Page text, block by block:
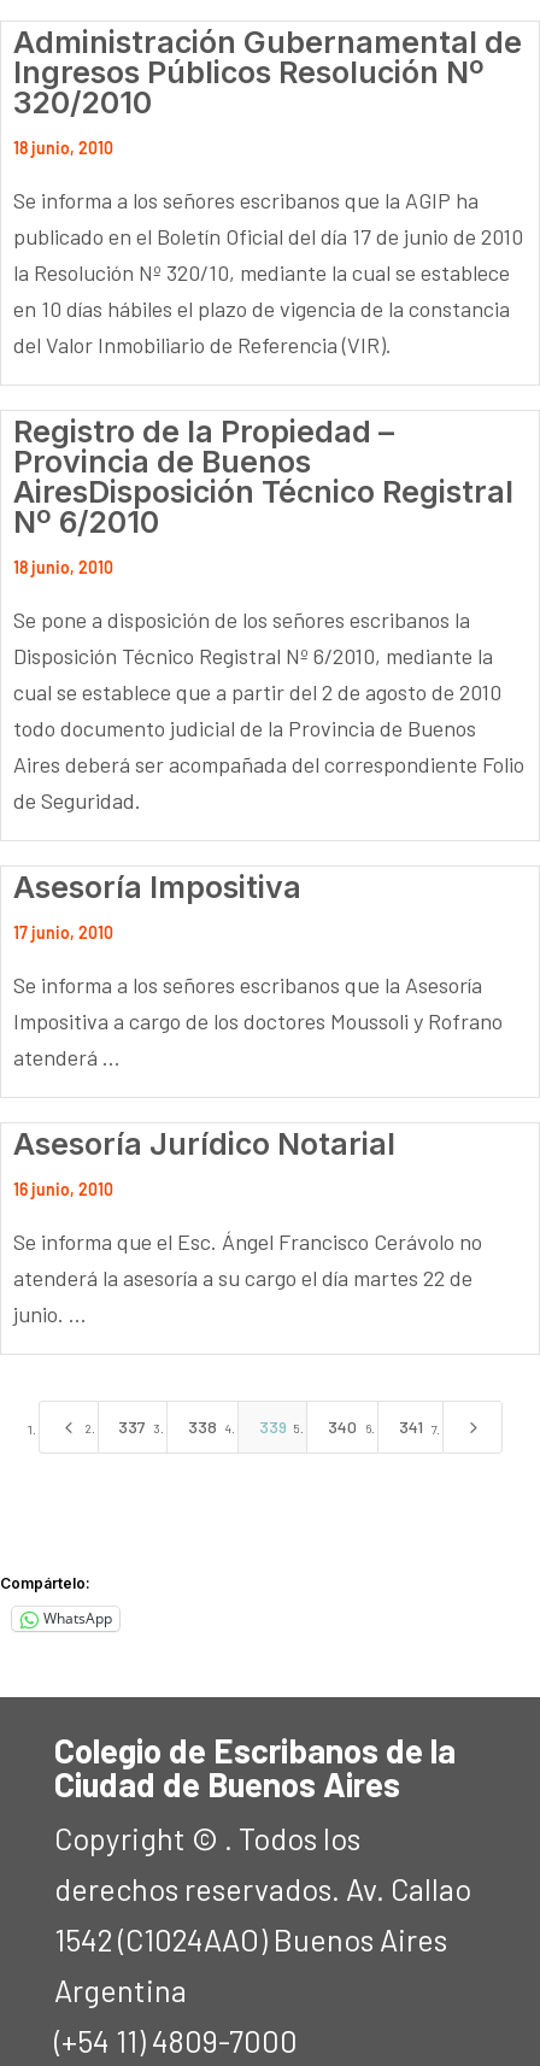
Administración Gubernamental de
Ingresos Públicos Resolución Nº
320/2010
18 junio, 2010
Se informa a los señores escribanos que la AGIP ha
publicado en el Boletín Oficial del día 17 de junio de 2010
la Resolución Nº 320/10, mediante la cual se establece
en 10 días hábiles el plazo de vigencia de la constancia
del Valor Inmobiliario de Referencia (VIR).
Registro de la Propiedad –
Provincia de Buenos
AiresDisposición Técnico Registral
Nº 6/2010
18 junio, 2010
Se pone a disposición de los señores escribanos la
Disposición Técnico Registral Nº 6/2010, mediante la
cual se establece que a partir del 2 de agosto de 2010
todo documento judicial de la Provincia de Buenos
Aires deberá ser acompañada del correspondiente Folio
de Seguridad.
Asesoría Impositiva
17 junio, 2010
Se informa a los señores escribanos que la Asesoría
Impositiva a cargo de los doctores Moussoli y Rofrano
atenderá ...
Asesoría Jurídico Notarial
16 junio, 2010
Se informa que el Esc. Ángel Francisco Cerávolo no
atenderá la asesoría a su cargo el día martes 22 de
junio. ...
4 337 338 339 340 341 5
Compártelo:
WhatsApp
Colegio de Escribanos de la
Ciudad de Buenos Aires
Copyright © . Todos los
derechos reservados. Av. Callao
1542 (C1024AAO) Buenos Aires
Argentina
(+54 11) 4809-7000